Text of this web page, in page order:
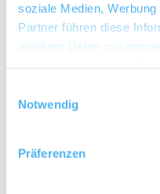
soziale Medien,
Partner führen diese
weiteren Daten
Notwendig
Präferenzen
Weingut Bär